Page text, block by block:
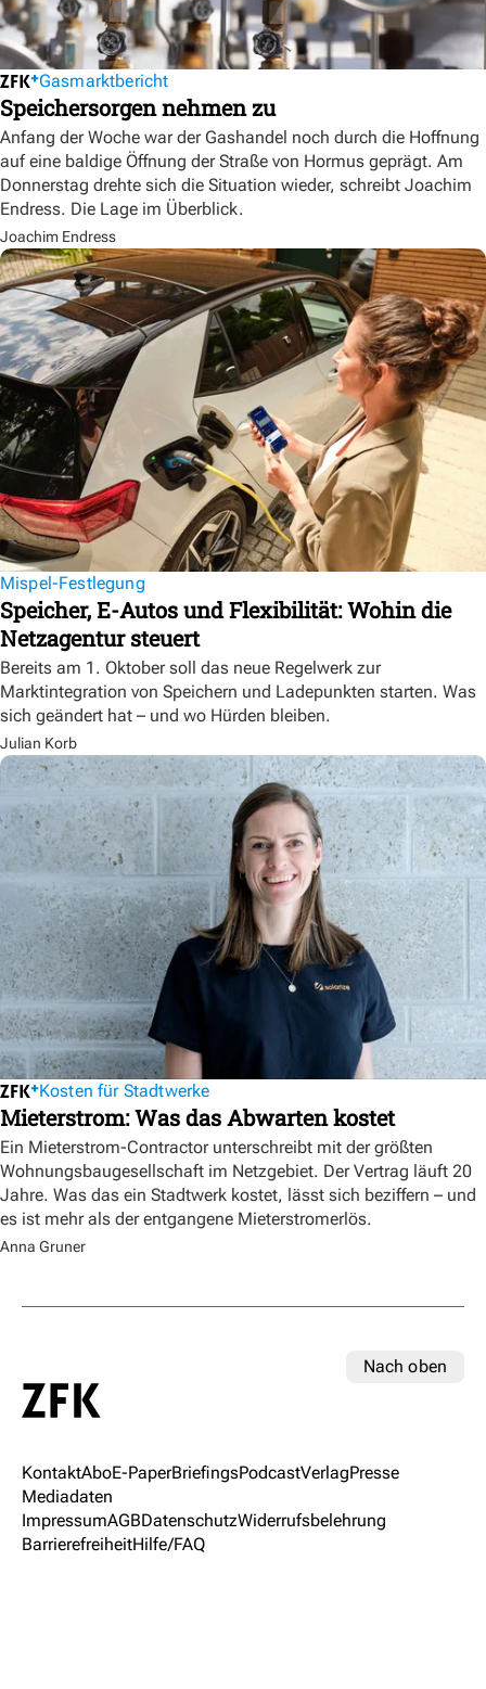
Gasmarktbericht
Speichersorgen nehmen zu
Anfang der Woche war der Gashandel noch durch die Hoffnung
auf eine baldige Öffnung der Straße von Hormus geprägt. Am
Donnerstag drehte sich die Situation wieder, schreibt Joachim
Endress. Die Lage im Überblick.
Joachim Endress
Mispel-Festlegung
Speicher, E-Autos und Flexibilität: Wohin die
Netzagentur steuert
Bereits am 1. Oktober soll das neue Regelwerk zur
Marktintegration von Speichern und Ladepunkten starten. Was
sich geändert hat – und wo Hürden bleiben.
Julian Korb
Kosten für Stadtwerke
Mieterstrom: Was das Abwarten kostet
Ein Mieterstrom-Contractor unterschreibt mit der größten
Wohnungsbaugesellschaft im Netzgebiet. Der Vertrag läuft 20
Jahre. Was das ein Stadtwerk kostet, lässt sich beziffern – und
es ist mehr als der entgangene Mieterstromerlös.
Anna Gruner
Nach oben
KontaktAboE-PaperBriefingsPodcastVerlagPresse
Mediadaten
ImpressumAGBDatenschutzWiderrufsbelehrung
BarrierefreiheitHilfe/FAQ